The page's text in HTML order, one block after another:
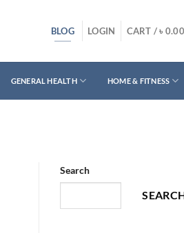
BLOG LOGIN CART /৳ 0.00
GENERAL HEALTH HOME & FITNESS
Search